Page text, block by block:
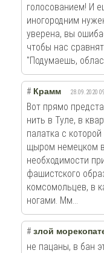
голосованием! И
иногородним
уверена, вы
чтобы нас
"Подумаешь,
# Крамм 28.09.2020
Вот прямо
нить в Туле, в
палатка с
щыром немецком
необходимости
фашистского
комсомольцев, в
ногами. Мм...
# злой
не пацаны, в бан